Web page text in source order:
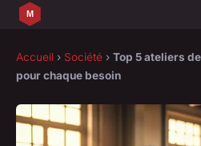
Accueil › Société › Top 5 ateliers
pour chaque besoin